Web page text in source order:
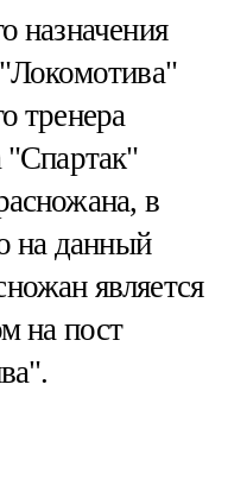
назначения
тренера
"Спартак"
в
на данный
является
на пост